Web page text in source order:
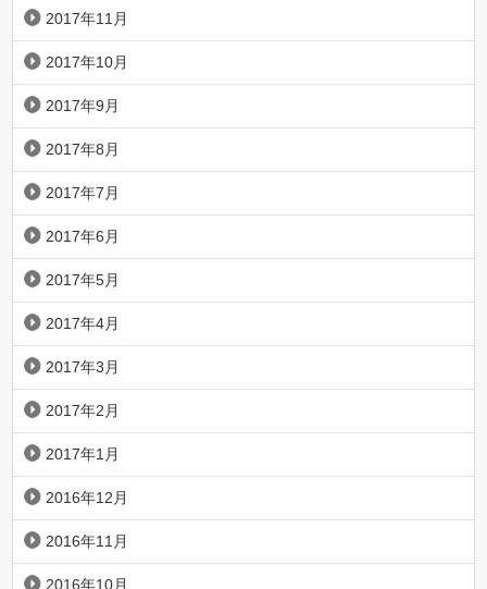
2017年11月
2017年10月
2017年9月
2017年8月
2017年7月
2017年6月
2017年5月
2017年4月
2017年3月
2017年2月
2017年1月
2016年12月
2016年11月
2016年10月